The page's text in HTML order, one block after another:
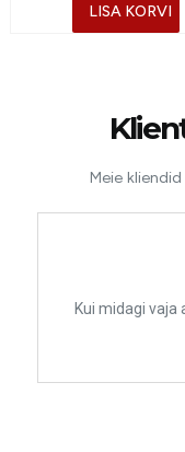
LISA KORVI
Meie
Kui midagi vaja